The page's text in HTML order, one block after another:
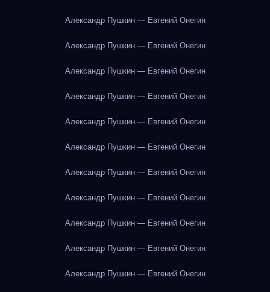
Александр Пушкин — Евгений Онегин
Александр Пушкин — Евгений Онегин
Александр Пушкин — Евгений Онегин
Александр Пушкин — Евгений Онегин
Александр Пушкин — Евгений Онегин
Александр Пушкин — Евгений Онегин
Александр Пушкин — Евгений Онегин
Александр Пушкин — Евгений Онегин
Александр Пушкин — Евгений Онегин
Александр Пушкин — Евгений Онегин
Александр Пушкин — Евгений Онегин